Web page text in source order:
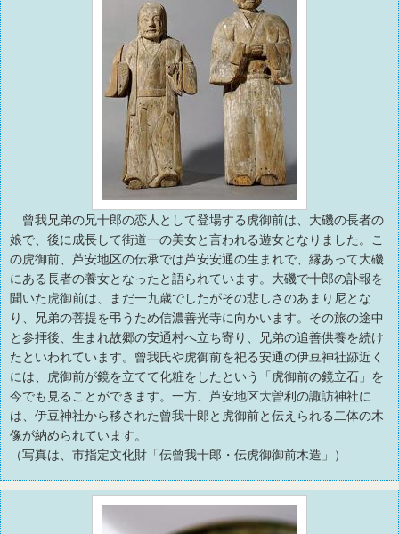
曾我兄弟の兄十郎の恋人として登場する虎御前は、大磯の長者の
娘で、後に成長して街道一の美女と言われる遊女となりました。こ
の虎御前、芦安地区の伝承では芦安安通の生まれで、縁あって大磯
にある長者の養女となったと語られています。大磯で十郎の訃報を
聞いた虎御前は、まだ一九歳でしたがその悲しさのあまり尼とな
り、兄弟の菩提を弔うため信濃善光寺に向かいます。その旅の途中
と参拝後、生まれ故郷の安通村へ立ち寄り、兄弟の追善供養を続け
たといわれています。曾我氏や虎御前を祀る安通の伊豆神社跡近く
には、虎御前が鏡を立てて化粧をしたという「虎御前の鏡立石」を
今でも見ることができます。一方、芦安地区大曽利の諏訪神社に
は、伊豆神社から移された曾我十郎と虎御前と伝えられる二体の木
像が納められています。
（写真は、市指定文化財「伝曾我十郎・伝虎御御前木造」）